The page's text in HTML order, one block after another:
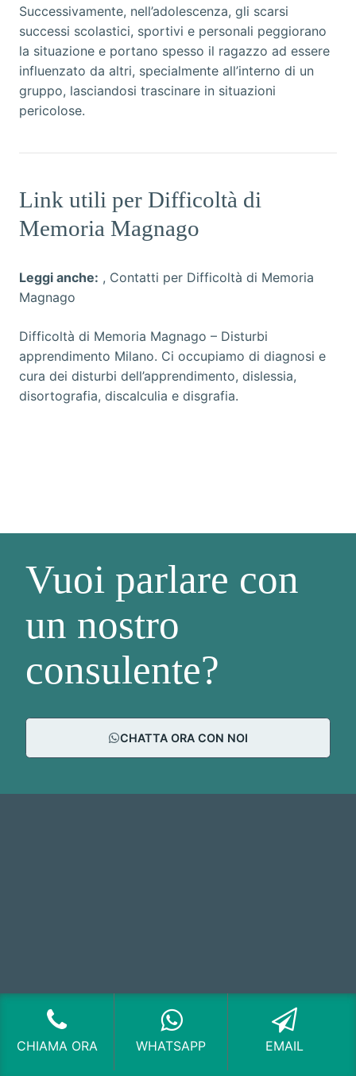
Successivamente, nell’adolescenza, gli scarsi
successi scolastici, sportivi e personali peggiorano
la situazione e portano spesso il ragazzo ad essere
influenzato da altri, specialmente all’interno di un
gruppo, lasciandosi trascinare in situazioni
pericolose.
Link utili per Difficoltà di
Memoria Magnago
Leggi anche: , Contatti per Difficoltà di Memoria
Magnago
Difficoltà di Memoria Magnago – Disturbi
apprendimento Milano. Ci occupiamo di diagnosi e
cura dei disturbi dell’apprendimento, dislessia,
disortografia, discalculia e disgrafia.
Vuoi parlare con
un nostro
consulente?
CHATTA ORA CON NOI
CHIAMA ORA WHATSAPP EMAIL